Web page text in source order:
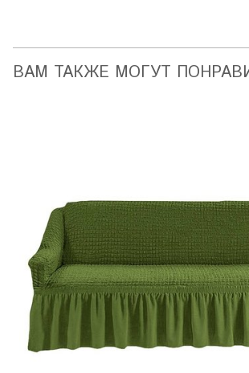
ВАМ ТАКЖЕ МОГУТ